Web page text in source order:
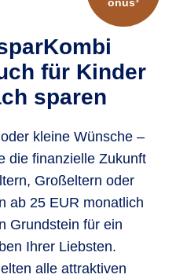
Ihr Vermögen im
gleichen Teilen von
und weltweiten
so, weil es sicher ist
egal was an den
passiert. Als ob Sie Ihr
anlegen.
Tagesgeld: Die
erfolgt durch
der R+V. Sie nutzen
um eine optimale
für Kinder
sparen
kleine Wünsche –
die finanzielle Zukunft
Großeltern oder
ab 25 EUR monatlich
Grundstein für ein
Ihrer Liebsten.
alle attraktiven